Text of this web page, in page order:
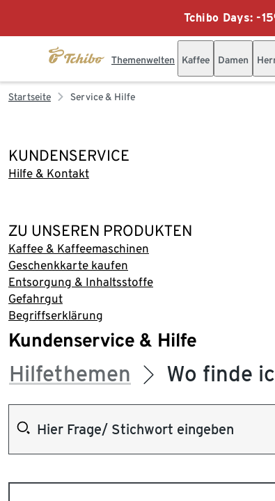
Tchibo Days: -
Themenwelten Kaffee Damen
Startseite Service & Hilfe
KUNDENSERVICE
Hilfe & Kontakt
ZU UNSEREN PRODUKTEN
Kaffee & Kaffeemaschinen
Geschenkkarte kaufen
Entsorgung & Inhaltsstoffe
Gefahrgut
Begriffserklärung
Kundenservice & Hilfe
Hilfethemen Wo finde